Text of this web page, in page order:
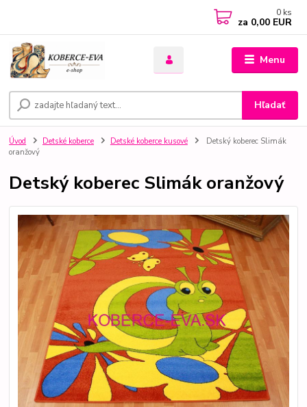
Menu
Hľadať
0 ks
za 0,00 EUR
Úvod Detské koberce Detské koberce kusové
Detský koberec Slimák
oranžový
Detský koberec Slimák oranžový